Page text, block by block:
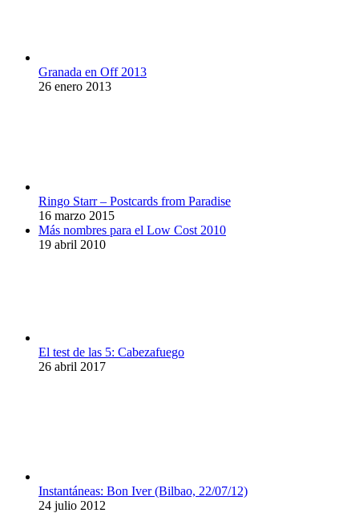
Granada en Off 2013
26 enero 2013
Ringo Starr – Postcards from Paradise
16 marzo 2015
Más nombres para el Low Cost 2010
19 abril 2010
El test de las 5: Cabezafuego
26 abril 2017
Instantáneas: Bon Iver (Bilbao, 22/07/12)
24 julio 2012